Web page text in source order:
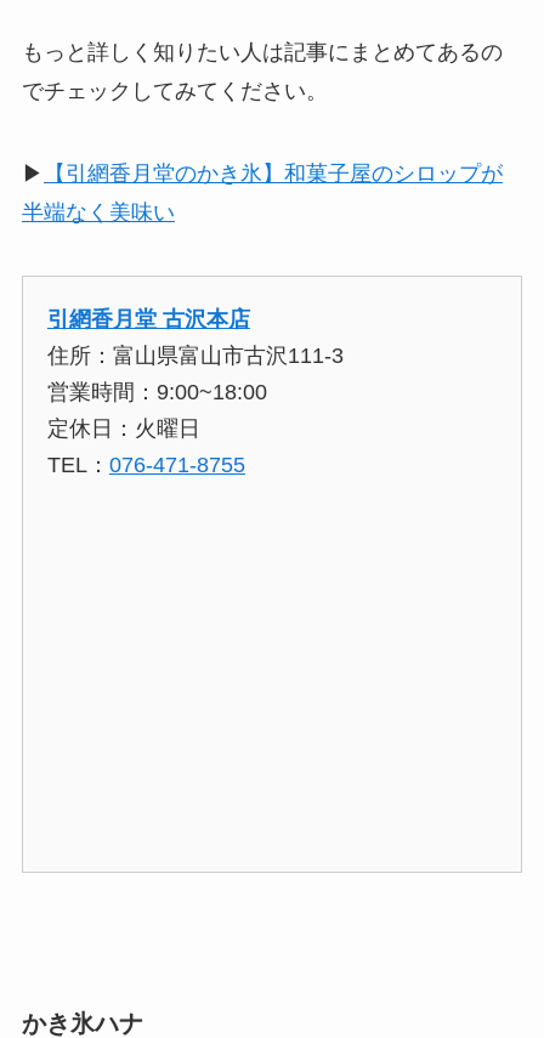
もっと詳しく知りたい人は記事にまとめてあるの
でチェックしてみてください。
▶︎
【引網香月堂のかき氷】和菓子屋のシロップが
半端なく美味い
引網香月堂 古沢本店
住所：富山県富山市古沢111-3
営業時間：9:00~18:00
定休日：火曜日
TEL： 076-471-8755
かき氷ハナ